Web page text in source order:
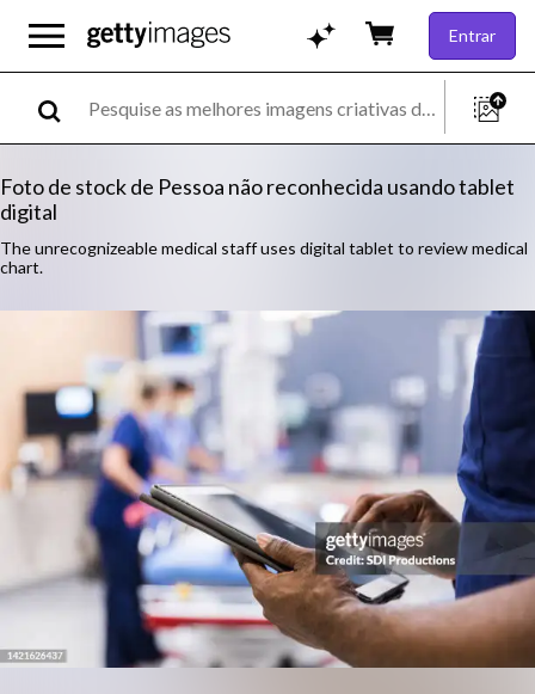
Entrar
Foto de stock de Pessoa não reconhecida usando tablet
digital
The unrecognizeable medical staff uses digital tablet to review medical
chart.